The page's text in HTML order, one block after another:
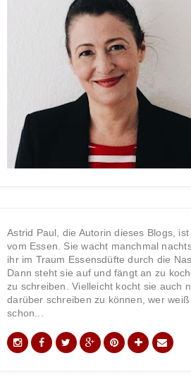
Astrid Paul, die Autorin dieses Blogs,
vom Essen. Sie wacht manchmal
ihr im Traum Essensdüfte durch die
Dann steht sie auf und fängt an zu
zu schreiben. Vielleicht kocht sie auch
darüber schreiben zu können, wer
schon...